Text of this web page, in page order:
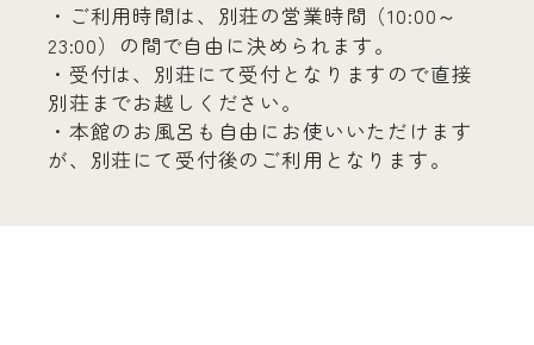
・ご利用時間は、別荘の営業時間（10:00～
23:00）の間で自由に決められます。
・受付は、別荘にて受付となりますので直接
別荘までお越しください。
・本館のお風呂も自由にお使いいただけます
が、別荘にて受付後のご利用となります。